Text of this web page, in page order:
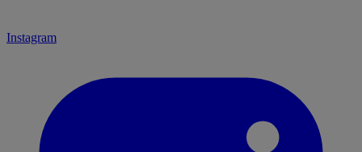
Instagram